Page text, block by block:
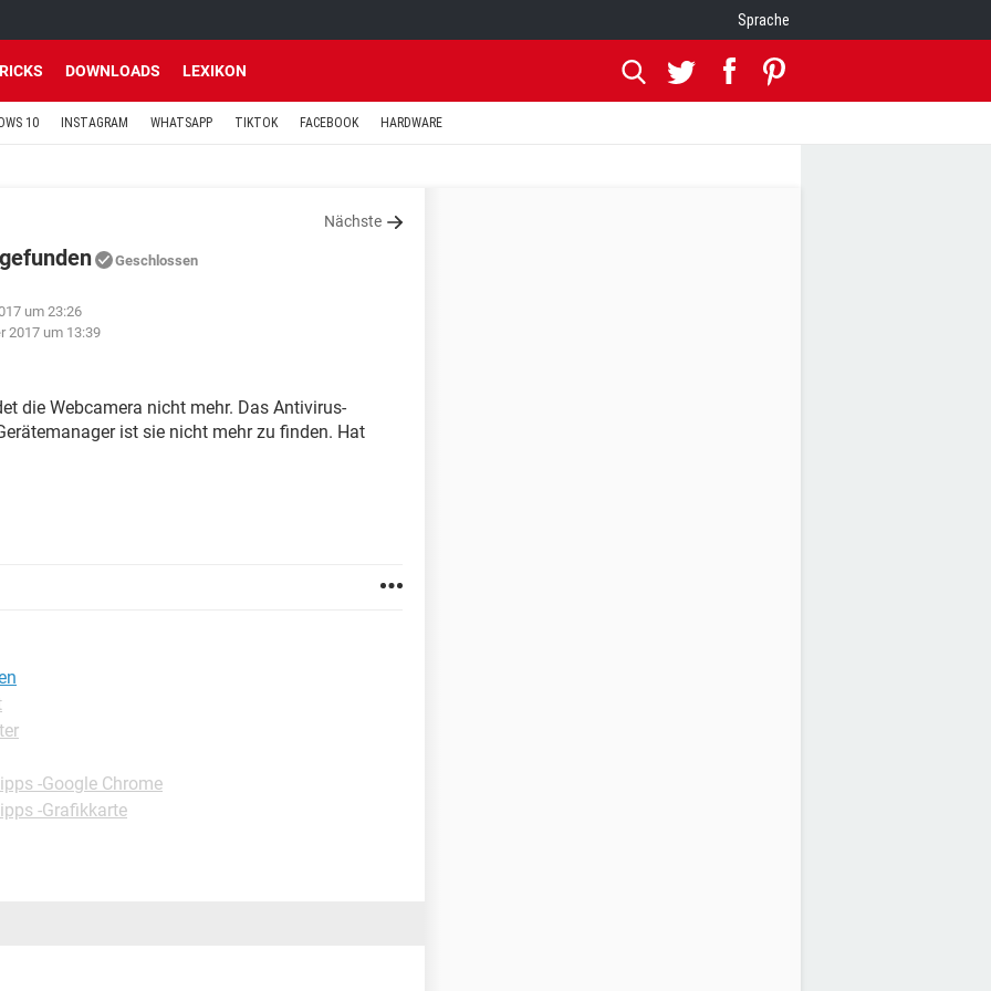
Sprache
DOWNLOADS LEXIKON
10 INSTAGRAM WHATSAPP TIKTOK FACEBOOK HARDWARE
Nächste
Geschlossen
um 23:26
2017 um 13:39
die Webcamera nicht mehr. Das Antivirus-
ist sie nicht mehr zu finden. Hat
-Google Chrome
-Grafikkarte